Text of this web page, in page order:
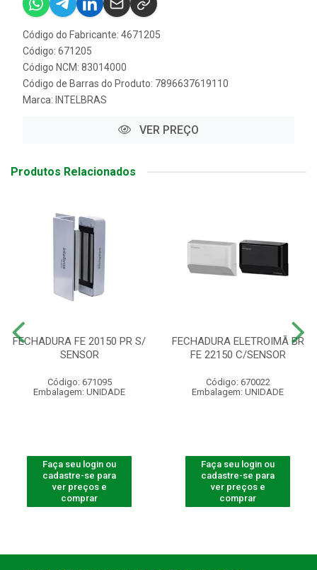
Código do Fabricante: 4671205
Código: 671205
Código NCM: 83014000
Código de Barras do Produto: 7896637619110
Marca: INTELBRAS
VER PREÇO
Produtos Relacionados
FECHADURA FE 20150 PR S/
SENSOR
Código: 671095
Embalagem: UNIDADE
Faça seu login ou
cadastre-se para
ver preços e
comprar
FECHADURA ELETROIMÃ BR
FE 22150 C/SENSOR
Código: 670022
Embalagem: UNIDADE
Faça seu login ou
cadastre-se para
ver preços e
comprar